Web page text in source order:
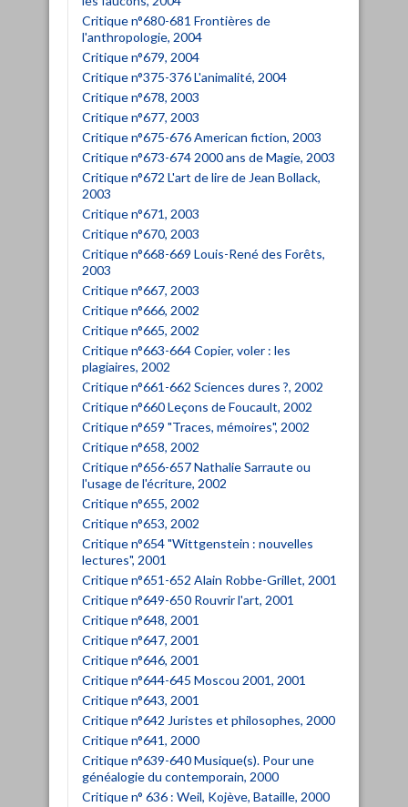
Critique n°680-681 Frontières de
l'anthropologie, 2004
Critique n°679, 2004
Critique n°375-376 L'animalité, 2004
Critique n°678, 2003
Critique n°677, 2003
Critique n°675-676 American fiction, 2003
Critique n°673-674 2000 ans de Magie, 2003
Critique n°672 L'art de lire de Jean Bollack,
2003
Critique n°671, 2003
Critique n°670, 2003
Critique n°668-669 Louis-René des Forêts,
2003
Critique n°667, 2003
Critique n°666, 2002
Critique n°665, 2002
Critique n°663-664 Copier, voler : les
plagiaires, 2002
Critique n°661-662 Sciences dures ?, 2002
Critique n°660 Leçons de Foucault, 2002
Critique n°659 "Traces, mémoires", 2002
Critique n°658, 2002
Critique n°656-657 Nathalie Sarraute ou
l'usage de l'écriture, 2002
Critique n°655, 2002
Critique n°653, 2002
Critique n°654 "Wittgenstein : nouvelles
lectures", 2001
Critique n°651-652 Alain Robbe-Grillet, 2001
Critique n°649-650 Rouvrir l'art, 2001
Critique n°648, 2001
Critique n°647, 2001
Critique n°646, 2001
Critique n°644-645 Moscou 2001, 2001
Critique n°643, 2001
Critique n°642 Juristes et philosophes, 2000
Critique n°641, 2000
Critique n°639-640 Musique(s). Pour une
généalogie du contemporain, 2000
Critique n° 636 : Weil, Kojève, Bataille, 2000